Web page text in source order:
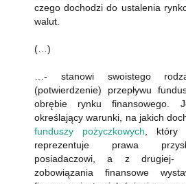
czego dochodzi do ustalenia
walut.
(…)
…- stanowi swoistego
(potwierdzenie) przepływu
obrębie rynku finansowego.
określający warunki, na jakich
funduszy pożyczkowych , który
reprezentuje prawa
posiadaczowi, a z drugiej-
zobowiązania finansowe